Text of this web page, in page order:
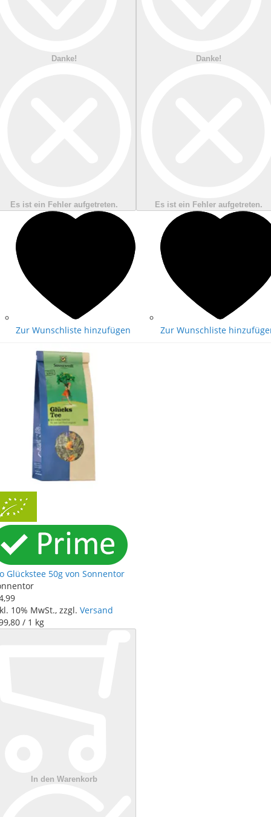
Danke!
Es ist ein Fehler aufgetreten.
Zur Wunschliste hinzufügen
Danke!
Es ist ein Fehler aufgetreten.
Zur Wunschliste
Glückstee 50g von Sonnentor
,99
10% MwSt., zzgl. Versand
,80 / 1 kg
In den Warenkorb